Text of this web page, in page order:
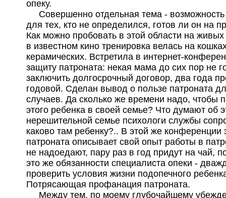
опеку.
Совершенно отдельная тема - возможность
для тех, кто не определился, готов ли он на
Как можно пробовать в этой области на
в известном кино тренировка велась на
керамических. Встретила в интернет-
защиту патроната: некая мама до сих пор не
заключить долгосрочный договор, два года
годовой. Сделан вывод о пользе патроната
случаев. Да сколько же времени надо, чтобы
этого ребенка в своей семье? Что думают об
нерешительной семье психологи службы
каково там ребенку?.. В этой же конференции
патроната описывает свой опыт работы в
не надоедают, пару раз в год придут на чай,
это же обязанности специалиста опеки -
проверить условия жизни подопечного
Потрясающая профанация патроната.
Между тем, по моему глубочайшему